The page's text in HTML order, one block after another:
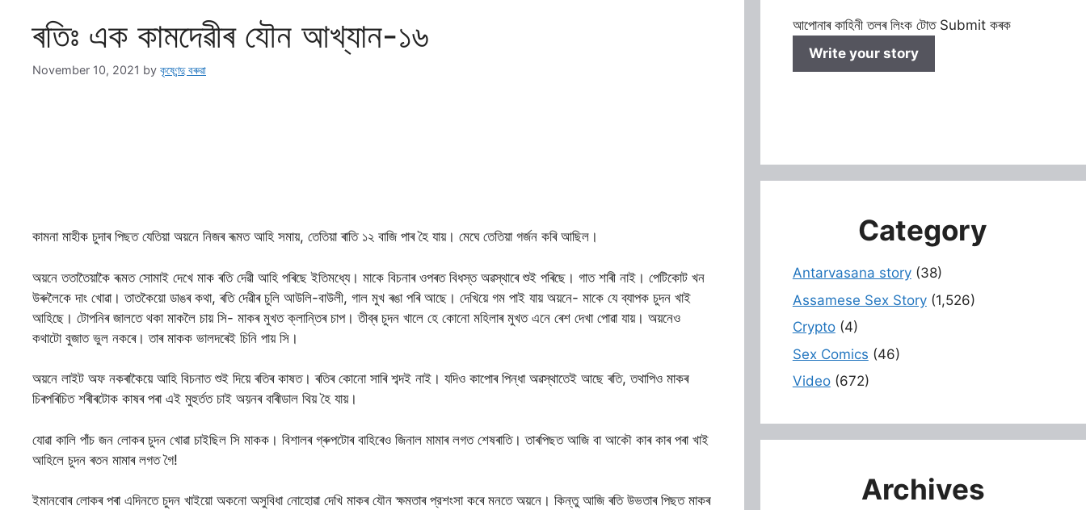
ৰতিঃ এক কামদেৱীৰ যৌন আখ্যান-১৬
November 10, 2021 by কৃষ্ণেন্দু বৰুৱা
কামনা মাহীক চুদাৰ পিছত যেতিয়া অয়নে নিজৰ ৰূমত আহি সমায়, তেতিয়া ৰাতি ১২ বাজি পাৰ হৈ যায়। মেঘে তেতিয়া গৰ্জন কৰি আছিল।
অয়নে ততাতৈয়াকৈ ৰূমত সোমাই দেখে মাক ৰতি দেৱী আহি পৰিছে ইতিমধ্যে। মাকে বিচনাৰ ওপৰত বিধস্ত অৱস্থাৰে শুই পৰিছে। গাত শাৰী নাই। পেটিকোট খন
উৰুলৈকে দাং খোৱা। তাতকৈয়ো ডাঙৰ কথা, ৰতি দেৱীৰ চুলি আউলি-বাউলী, গাল মুখ ৰঙা পৰি আছে। দেখিয়ে গম পাই যায় অয়নে- মাকে যে ব্যাপক চুদন খাই
আহিছে। টোপনিৰ জালতে থকা মাকলৈ চায় সি- মাকৰ মুখত ক্লান্তিৰ চাপ। তীব্ৰ চুদন খালে হে কোনো মহিলাৰ মুখত এনে ৰেশ দেখা পোৱা যায়। অয়নেও
কথাটো বুজাত ভুল নকৰে। তাৰ মাকক ভালদৰেই চিনি পায় সি।
অয়নে লাইট অফ নকৰাকৈয়ে আহি বিচনাত শুই দিয়ে ৰতিৰ কাষত। ৰতিৰ কোনো সাৰি শব্দই নাই। যদিও কাপোৰ পিন্ধা অৱস্থাতেই আছে ৰতি, তথাপিও মাকৰ
চিৰপৰিচিত শৰীৰটোক কাষৰ পৰা এই মুহুৰ্তত চাই অয়নৰ বাৰীডাল থিয় হৈ যায়।
যোৱা কালি পাঁচ জন লোকৰ চুদন খোৱা চাইছিল সি মাকক। বিশালৰ গ্ৰুপটোৰ বাহিৰেও জিনাল মামাৰ লগত শেষৰাতি। তাৰপিছত আজি বা আকৌ কাৰ কাৰ পৰা খাই
আহিলে চুদন ৰতন মামাৰ লগত গৈ!
ইমানবোৰ লোকৰ পৰা এদিনতে চুদন খাইয়ো অকনো অসুবিধা নোহোৱা দেখি মাকৰ যৌন ক্ষমতাৰ প্রশংসা কৰে মনতে অয়নে। কিন্তু আজি ৰতি উভতাৰ পিছত মাকৰ
আপোনাৰ কাহিনী তলৰ লিংক টোত Submit কৰক
Write your story
Category
Antarvasana story(38)
Assamese Sex Story(1,526)
Crypto(4)
Sex Comics (46)
Video(672)
Archives